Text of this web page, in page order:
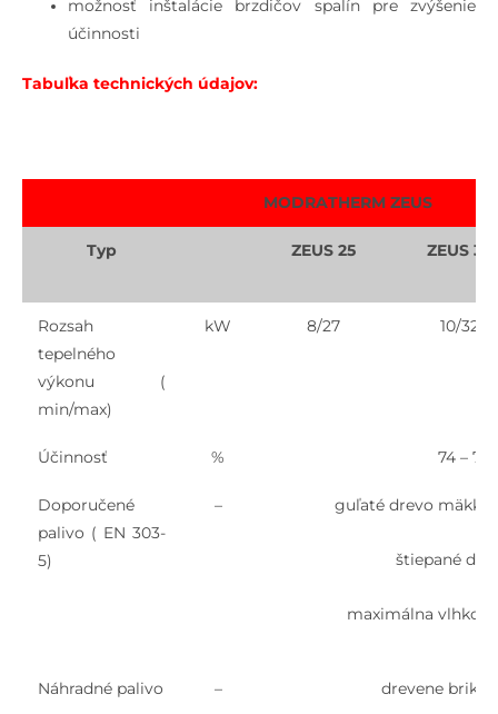
možnosť inštalácie brzdičov spalín pre zvýšenie
účinnosti
Tabuľka technických údajov:
MODRATHERM ZEUS
Typ ZEUS 25 ZEUS 30
Rozsah
tepelného
výkonu (
min/max)
kW 8/27 10/32
Účinnosť % 74 – 78
Doporučené
palivo ( EN 303-
5)
– guľaté drevo mäkké
štiepané
maximálna vlhkosť
Náhradné palivo – drevene